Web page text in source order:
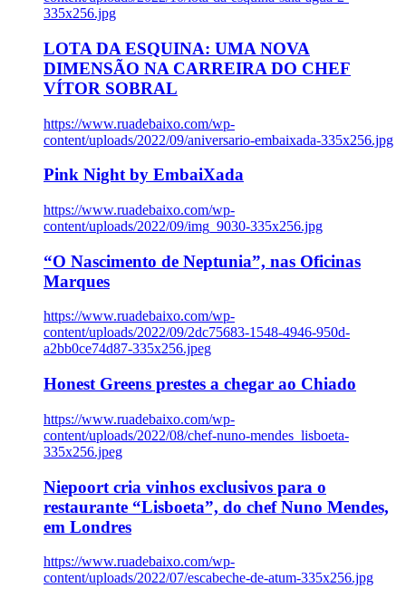
335x256.jpg
LOTA DA ESQUINA: UMA NOVA
DIMENSÃO NA CARREIRA DO CHEF
VÍTOR SOBRAL
https://www.ruadebaixo.com/wp-
content/uploads/2022/09/aniversario-embaixada-335x256.jpg
Pink Night by EmbaiXada
https://www.ruadebaixo.com/wp-
content/uploads/2022/09/img_9030-335x256.jpg
“O Nascimento de Neptunia”, nas Oficinas
Marques
https://www.ruadebaixo.com/wp-
content/uploads/2022/09/2dc75683-1548-4946-950d-
a2bb0ce74d87-335x256.jpeg
Honest Greens prestes a chegar ao Chiado
https://www.ruadebaixo.com/wp-
content/uploads/2022/08/chef-nuno-mendes_lisboeta-
335x256.jpeg
Niepoort cria vinhos exclusivos para o
restaurante “Lisboeta”, do chef Nuno Mendes,
em Londres
https://www.ruadebaixo.com/wp-
content/uploads/2022/07/escabeche-de-atum-335x256.jpg